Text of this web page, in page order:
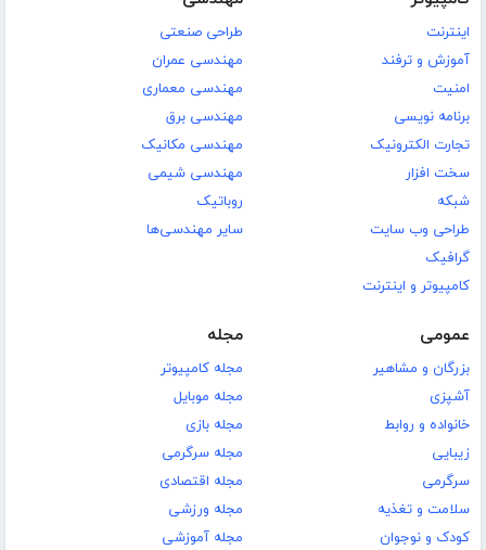
اینترنت
آموزش و ترفند
امنیت
برنامه نویسی
تجارت الکترونیک
سخت افزار
شبکه
طراحی وب سایت
گرافیک
کامپیوتر و اینترنت
طراحی صنعتی
مهندسی عمران
مهندسی معماری
مهندسی برق
مهندسی مکانیک
مهندسی شیمی
روباتیک
سایر مهندسی‌ها
عمومی
بزرگان و مشاهیر
آشپزی
خانواده و روابط
زیبایی
سرگرمی
سلامت و تغذیه
کودک و نوجوان
مجله
مجله کامپیوتر
مجله موبایل
مجله بازی
مجله سرگرمی
مجله اقتصادی
مجله ورزشی
مجله آموزشی